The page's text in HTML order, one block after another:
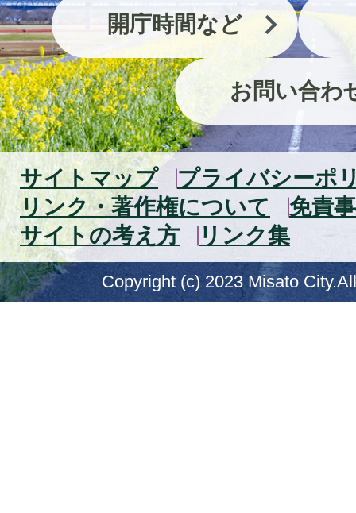
開庁時間など
お問い合わ
サイトマップ
プライバシーポ
リンク・著作権について
免責
サイトの考え方
リンク集
Copyright (c) 2023 Misato